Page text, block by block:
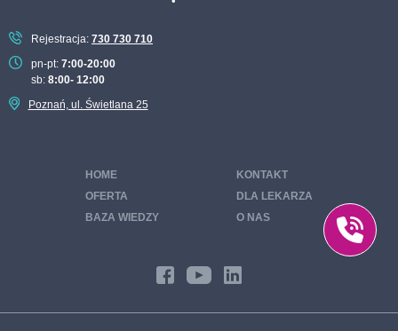
Rejestracja: 730 730 710
pn-pt: 7:00-20:00
sb: 8:00- 12:00
Poznań, ul. Świetlana 25
HOME
OFERTA
BAZA WIEDZY
KONTAKT
DLA LEKARZA
O NAS